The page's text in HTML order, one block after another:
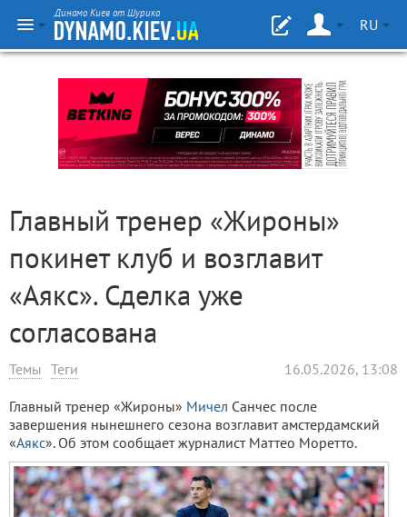
Динамо Киев от Шурика
RU
Главный тренер «Жироны»
покинет клуб и возглавит
«Аякс». Сделка уже
согласована
Темы Теги 16.05.2026, 13:08
Главный тренер «Жироны» Мичел Санчес после
завершения нынешнего сезона возглавит амстердамский
«Аякс». Об этом сообщает журналист Маттео Моретто.